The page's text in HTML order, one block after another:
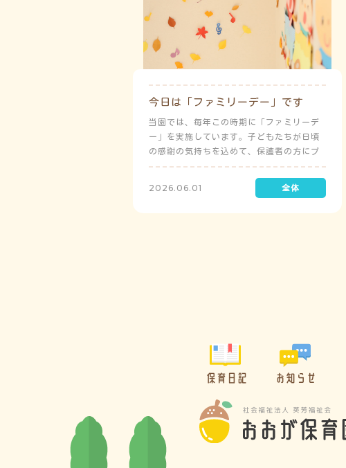
今日は「ファミリーデー」です
当園では、毎年この時期に「ファミリーデ
ー」を実施しています。子どもたちが日頃
の感謝の気持ちを込めて、保護者の方にプ
レゼントを制作して渡します。
2026.06.01
保育日記 お知らせ